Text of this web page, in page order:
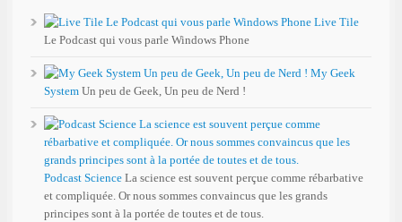
Live Tile
Le Podcast qui vous parle Windows Phone
My Geek
System Un peu de Geek, Un peu de Nerd !
Podcast Science La science est souvent perçue comme rébarbative
et compliquée. Or nous sommes convaincus que les grands
principes sont à la portée de toutes et de tous.